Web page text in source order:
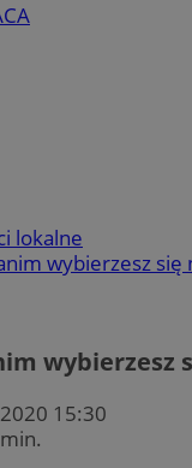
lokalne
wybierzesz się
wybierzesz
15:30